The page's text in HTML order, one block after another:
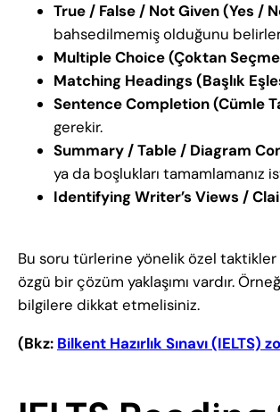
True / False / Not Given (Yes /
bahsedilmemiş olduğunu
Multiple Choice (Çoktan
Matching Headings (Başlık
Sentence Completion (Cümle
gerekir.
Summary / Table / Diagram
ya da boşlukları tamamlamanız
Identifying Writer’s Views /
Bu soru türlerine yönelik özel taktikler
özgü bir çözüm yaklaşımı vardır.
bilgilere dikkat etmelisiniz.
(Bkz: Bilkent Hazırlık Sınavı (IELTS)